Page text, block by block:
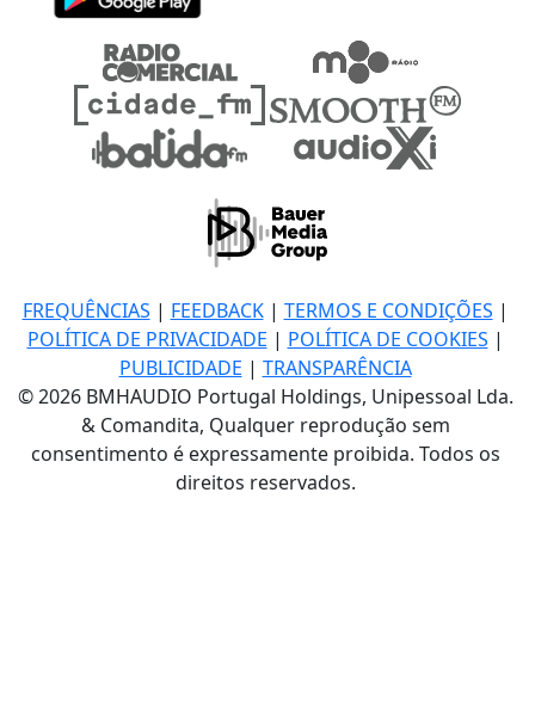
FREQUÊNCIAS | FEEDBACK| TERMOS E CONDIÇÕES |
POLÍTICA DE PRIVACIDADE | POLÍTICA DE COOKIES |
PUBLICIDADE | TRANSPARÊNCIA
© 2026 BMHAUDIO Portugal Holdings, Unipessoal Lda.
& Comandita, Qualquer reprodução sem
consentimento é expressamente proibida. Todos os
direitos reservados.